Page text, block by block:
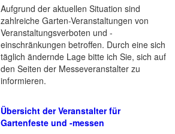
Aufgrund der aktuellen Situation sind
zahlreiche Garten-Veranstaltungen von
Veranstaltungsverboten und -
einschränkungen betroffen. Durch eine sich
täglich ändernde Lage bitte ich Sie, sich auf
den Seiten der Messeveranstalter zu
informieren.
Übersicht der Veranstalter für
Gartenfeste und -messen